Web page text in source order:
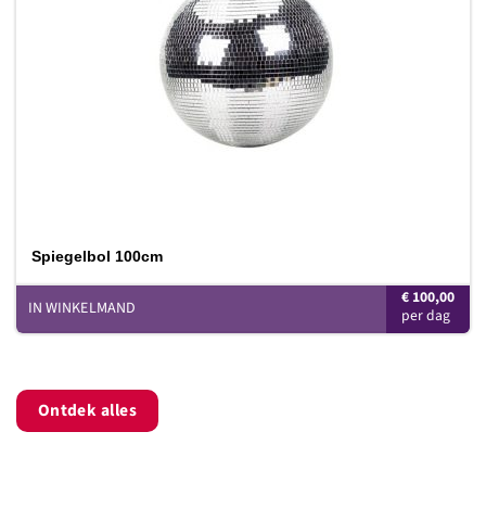
Spiegelbol 100cm
€ 100,00
IN WINKELMAND
Ontdek alles